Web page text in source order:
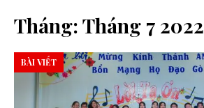
Tháng:Tháng 7 2022
BÀI VIẾT